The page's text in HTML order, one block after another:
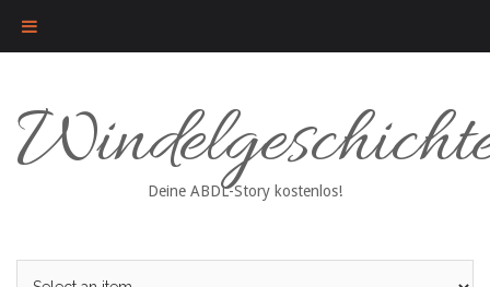
content
Deine ABDL-Story kostenlos!